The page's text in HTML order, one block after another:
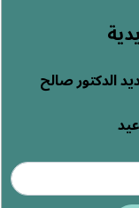
الدكتور صالح